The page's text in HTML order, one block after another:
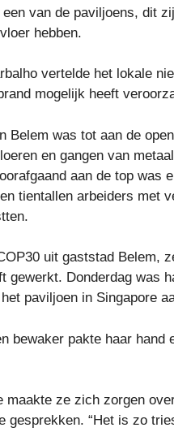
van de paviljoens, dit
hebben.
vertelde het lokale
mogelijk heeft
Belem was tot aan de
en gangen van
aan de top was
tientallen arbeiders met
uit gaststad Belem,
gewerkt. Donderdag was
paviljoen in Singapore
bewaker pakte haar hand
ze zich zorgen
gesprekken. “Het is zo